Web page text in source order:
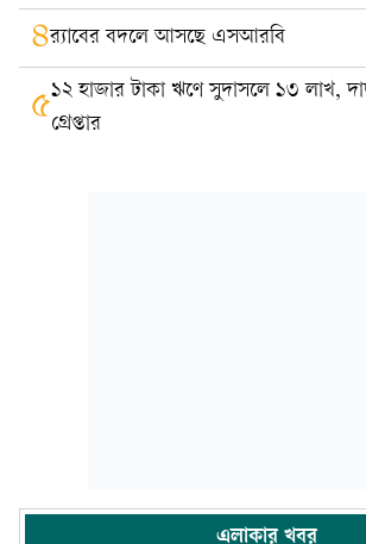
৪র‍্যাবের বদলে আসছে এসআরবি
৫১২ হাজার টাকা ঋণে সুদাসলে ১৩ লাখ,
গ্রেপ্তার
এলাকার খবর